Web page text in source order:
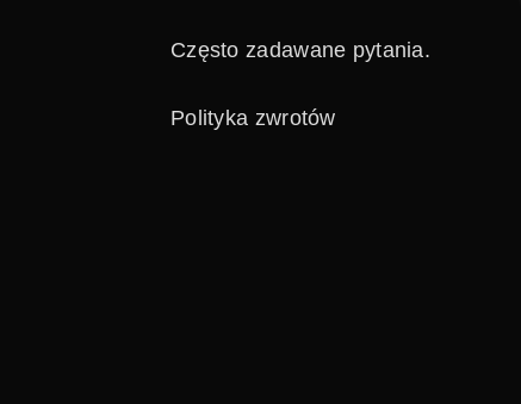
Często zadawane pytania.
Polityka zwrotów